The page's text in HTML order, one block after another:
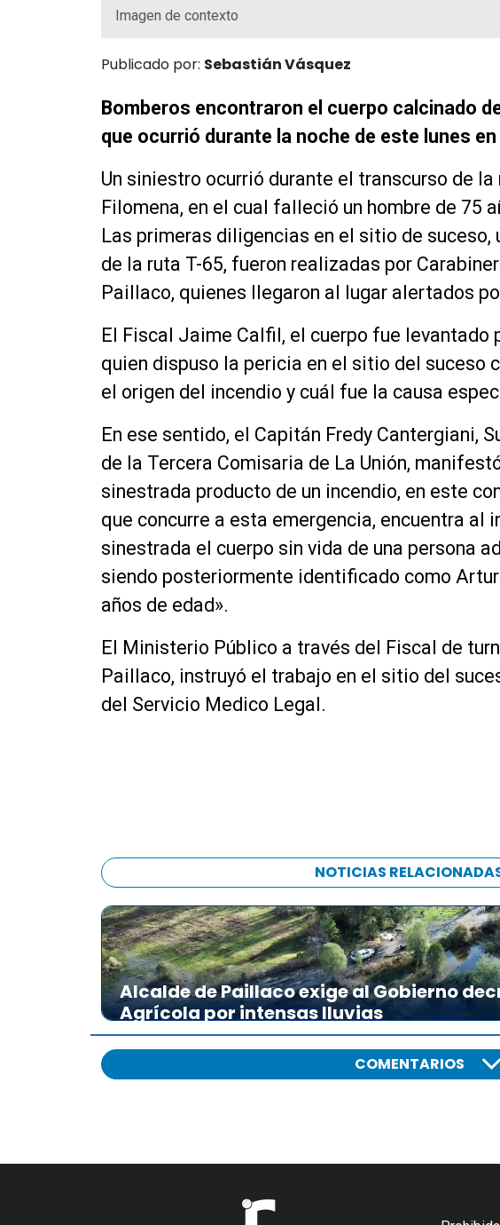
Imagen de contexto
Publicado por: Sebastián Vásquez
Bomberos encontraron el cuerpo calcinado
que ocurrió durante la noche de este lunes
Un siniestro ocurrió durante el transcurso de
Filomena, en el cual falleció un hombre de 75
Las primeras diligencias en el sitio de suceso,
de la ruta T-65, fueron realizadas por
Paillaco, quienes llegaron al lugar alertados
El Fiscal Jaime Calfil, el cuerpo fue levantado
quien dispuso la pericia en el sitio del suceso
el origen del incendio y cuál fue la causa
En ese sentido, el Capitán Fredy Cantergiani,
de la Tercera Comisaria de La Unión,
sinestrada producto de un incendio, en este
que concurre a esta emergencia, encuentra al
sinestrada el cuerpo sin vida de una persona
siendo posteriormente identificado como
años de edad».
El Ministerio Público a través del Fiscal de
Paillaco, instruyó el trabajo en el sitio del
del Servicio Medico Legal.
NOTICIAS
Alcalde de Paillaco exige al Gobierno
Agrícola por intensas lluvias
COMENTARIOS